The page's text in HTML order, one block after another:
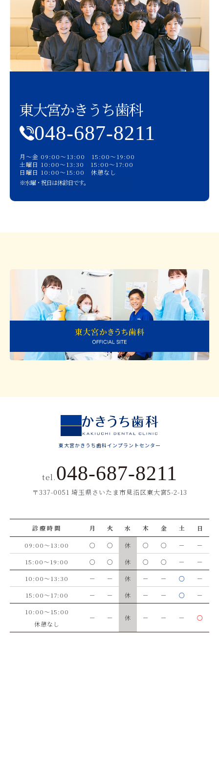
東大宮かきうち歯科
048-687-8211
月〜金 09:00〜13:00 15:00〜19:00
土曜日 10:00〜13:30 15:00〜17:00
日曜日 10:00〜15:00 休憩なし
※水曜・祝日は休診日です。
東大宮かきうち歯科インプラントセンター
tel.048-687-8211
〒337-0051 埼玉県さいたま市見沼区東大宮5-2-13
診療時間 月 火 水 木 金 土 日
09:00～13:00 ○ ○ 休 ○ ○ －
－
15:00～19:00
○ ○ 休 ○ ○ －
－
10:00～13:30
－ － 休 － － ○
－
15:00～17:00
－ － 休 － － ○
－
10:00～15:00
休憩なし
－ － 休 － － － ○